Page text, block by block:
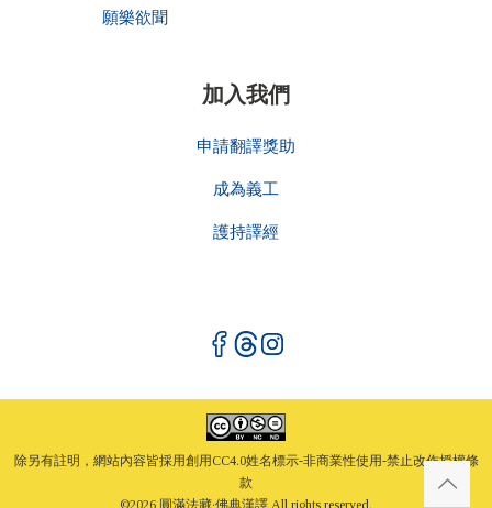
願樂欲聞
加入我們
申請翻譯獎助
成為義工
護持譯經
除另有註明，網站內容皆採用創用CC4.0姓名標示-非商業性使用-禁止改作授權條
款
©2026 圓滿法藏·佛典漢譯 All rights reserved.